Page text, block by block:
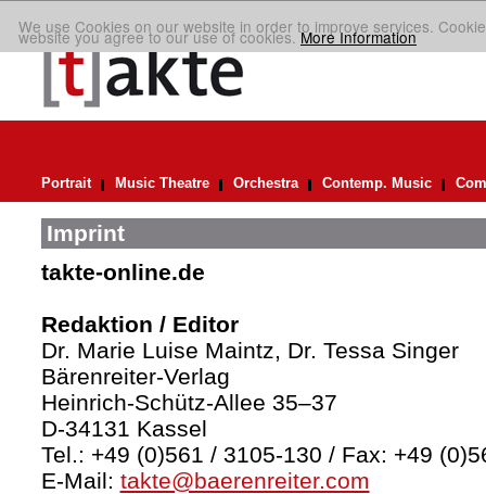
We use Cookies on our website in order to improve services.
website you agree to our use of cookies.More Information
Portrait Music Theatre Orchestra Contemp. Music
Imprint
takte-online.de
Redaktion / Editor
Dr. Marie Luise Maintz, Dr. Tessa Singer
Bärenreiter-Verlag
Heinrich-Schütz-Allee 35–37
D-34131 Kassel
Tel.: +49 (0)561 / 3105-130 / Fax: +49
E-Mail: takte@baerenreiter.com